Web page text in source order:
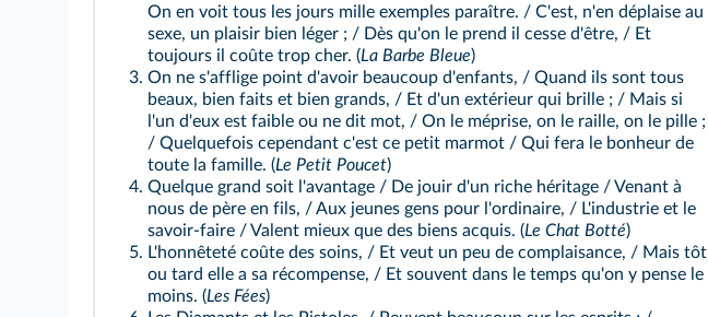
On en voit tous les jours mille exemples paraître. / C'est, n'en déplaise au
sexe, un plaisir bien léger ; / Dès qu'on le prend il cesse d'être, / Et
toujours il coûte trop cher. (La Barbe Bleue)
On ne s'afflige point d'avoir beaucoup d'enfants, / Quand ils sont tous
beaux, bien faits et bien grands, / Et d'un extérieur qui brille ; / Mais si
l'un d'eux est faible ou ne dit mot, / On le méprise, on le raille, on le pille ;
/ Quelquefois cependant c'est ce petit marmot / Qui fera le bonheur de
toute la famille. (Le Petit Poucet)
Quelque grand soit l'avantage / De jouir d'un riche héritage / Venant à
nous de père en fils, / Aux jeunes gens pour l'ordinaire, / L'industrie et le
savoir-faire / Valent mieux que des biens acquis. (Le Chat Botté)
L'honnêteté coûte des soins, / Et veut un peu de complaisance, / Mais tôt
ou tard elle a sa récompense, / Et souvent dans le temps qu'on y pense le
moins. (Les Fées)